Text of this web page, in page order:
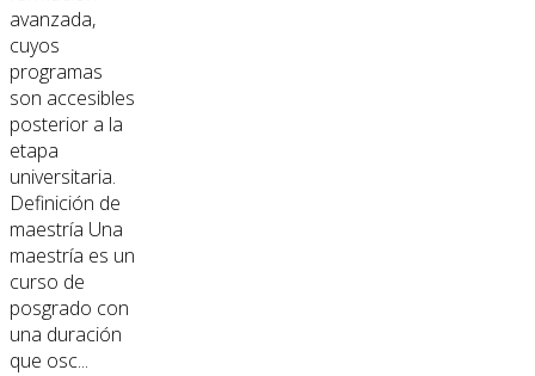
avanzada,
cuyos
programas
son accesibles
posterior a la
etapa
universitaria.
Definición de
maestría Una
maestría es un
curso de
posgrado con
una duración
que osc...